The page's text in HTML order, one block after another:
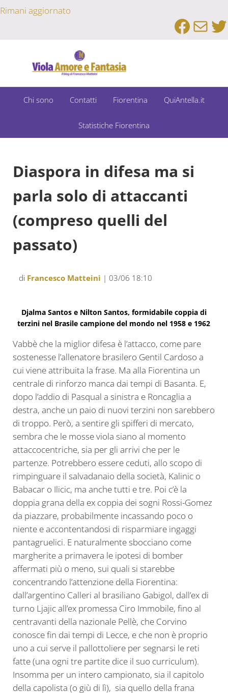
Passa al contenuto principale
Skip to after header navigation
Skip to site footer
Rimani aggiornato
Viola Amore e Fantasia
Chi sono Contatti Fiorentina QuiAntella.it
Statistiche Fiorentina
Diaspora in difesa ma si
parla solo di attaccanti
(compreso quelli del
passato)
di Francesco Matteini | 03/06 18:10
Djalma Santos e Nilton Santos, formidabile coppia di
terzini nel Brasile campione del mondo nel 1958 e 1962
Vabbè che la miglior difesa è l’attacco, come pare
sostenesse l’allenatore brasilero Gentil Cardoso a
cui viene attribuita la frase. Ma alla Fiorentina un
centrale di rinforzo manca dai tempi di Basanta. E,
dopo l’addio di Pasqual a sinistra e Roncaglia a
destra, anche un paio di nuovi terzini non sarebbero
di troppo. Però, a sentire gli spifferi di mercato,
sembra che le mosse viola siano al momento
attaccocentriche, sia per gli arrivi che per le
partenze. Potrebbero essere ceduti, allo scopo di
rimpinguare il salvadanaio della società, Kalinic o
Babacar o Ilicic, ma anche tutti e tre. Poi c’è la
doppia grana della ex coppia dei sogni Rossi-Gomez
da piazzare, probabilmente incassando poco o
niente e accontentandosi di risparmiare ingaggi
pantagruelici. E naturalmente sbocciano come
margherite a primavera le ipotesi di bomber
affermati più o meno, sui quali si starebbe
concentrando l’attenzione della Fiorentina:
dall’argentino Calleri al brasiliano Gabigol, dall’ex di
turno Ljajic all’ex promessa Ciro Immobile, fino al
centravanti della nazionale Pellè, che Corvino
conosce fin dai tempi di Lecce, e che non è proprio
uno a cui serve il pallottoliere per segnarsi le reti
fatte (una ogni tre partite dice il suo curriculum).
Insomma per un intero campionato, sia il capitolo
della capolista (o giù di lì), sia quello della frana